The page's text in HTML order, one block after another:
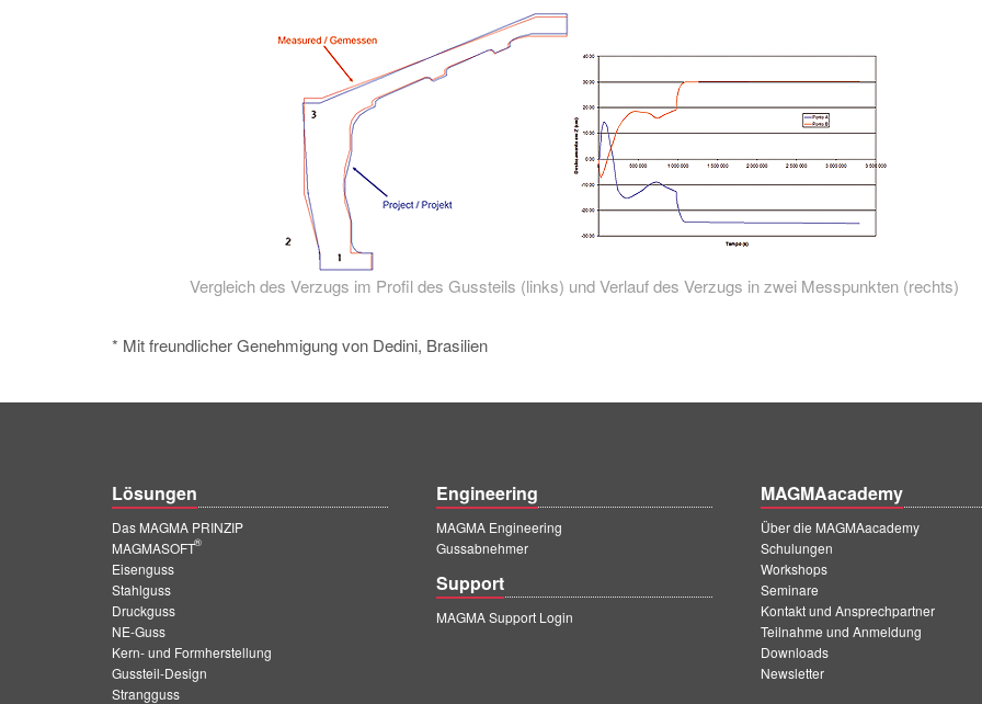
Vergleich des Verzugs im Profil des Gussteils (links) und Verlauf des Verzugs in zwei Messpunkten (rechts)
* Mit freundlicher Genehmigung von Dedini, Brasilien
Lösungen
Das MAGMA PRINZIP
MAGMASOFT
®
Eisenguss
Stahlguss
Druckguss
NE-Guss
Kern- und Formherstellung
Gussteil-Design
Strangguss
Engineering
MAGMA Engineering
Gussabnehmer
Support
MAGMA Support Login
MAGMAacademy
Über die MAGMAacademy
Schulungen
Workshops
Seminare
Kontakt und Ansprechpartner
Teilnahme und Anmeldung
Downloads
Newsletter